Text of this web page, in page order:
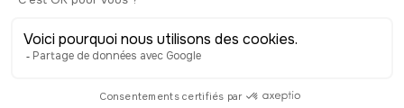
convirtió enseguida en un emblema de
Split. Los habitantes interactúan tanto
con ella que ha tenido que ser
fundición artística de Zagreb. Al